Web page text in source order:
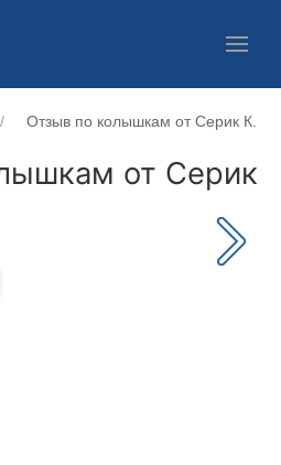
Отзыв по колышкам от Серик К.
от Серик